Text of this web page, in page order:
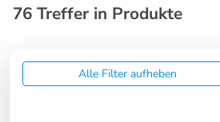
76 Treffer in Produkte
Alle Filter aufheben